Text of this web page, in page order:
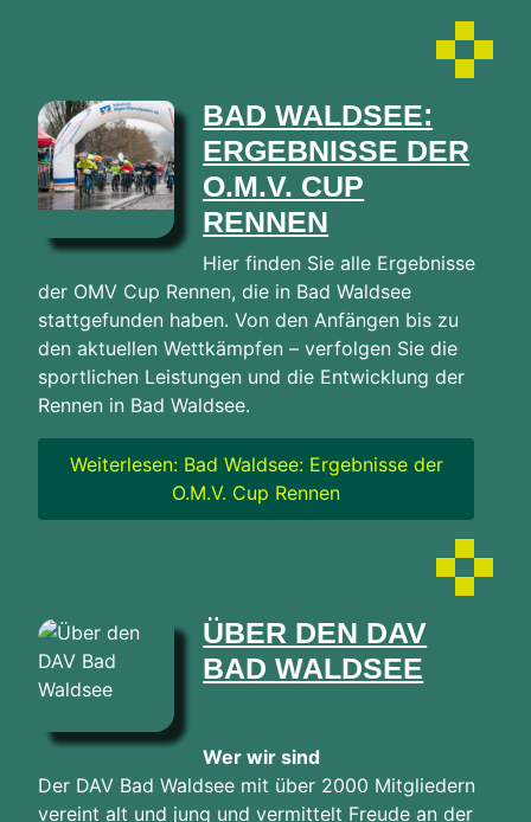
BAD WALDSEE:
ERGEBNISSE DER
O.M.V. CUP
RENNEN
Hier finden Sie alle Ergebnisse
der OMV Cup Rennen, die in Bad Waldsee
stattgefunden haben. Von den Anfängen bis zu
den aktuellen Wettkämpfen – verfolgen Sie die
sportlichen Leistungen und die Entwicklung der
Rennen in Bad Waldsee.
Weiterlesen: Bad Waldsee: Ergebnisse der
O.M.V. Cup Rennen
ÜBER DEN DAV
BAD WALDSEE
Wer wir sind
Der DAV Bad Waldsee mit über 2000 Mitgliedern
vereint alt und jung und vermittelt Freude an der